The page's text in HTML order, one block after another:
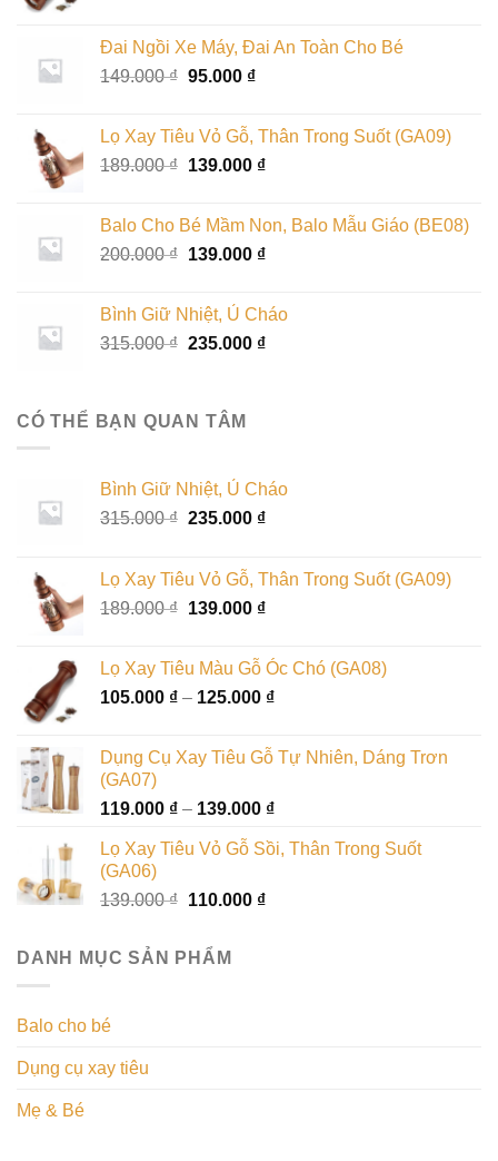
Đai Ngồi Xe Máy, Đai An Toàn Cho Bé
149.000₫ 95.000 ₫
Lọ Xay Tiêu Vỏ Gỗ, Thân Trong Suốt (GA09)
189.000₫ 139.000 ₫
Balo Cho Bé Mầm Non, Balo Mẫu Giáo (BE08)
200.000₫ 139.000 ₫
Bình Giữ Nhiệt, Ủ Cháo
315.000₫ 235.000 ₫
CÓ THỂ BẠN QUAN TÂM
Bình Giữ Nhiệt, Ủ Cháo
315.000₫ 235.000 ₫
Lọ Xay Tiêu Vỏ Gỗ, Thân Trong Suốt (GA09)
189.000₫ 139.000 ₫
Lọ Xay Tiêu Màu Gỗ Óc Chó (GA08)
105.000 ₫ – 125.000 ₫
Dụng Cụ Xay Tiêu Gỗ Tự Nhiên, Dáng Trơn
(GA07)
119.000 ₫ – 139.000 ₫
Lọ Xay Tiêu Vỏ Gỗ Sồi, Thân Trong Suốt
(GA06)
139.000₫ 110.000 ₫
DANH MỤC SẢN PHẨM
Balo cho bé
Dụng cụ xay tiêu
Mẹ & Bé